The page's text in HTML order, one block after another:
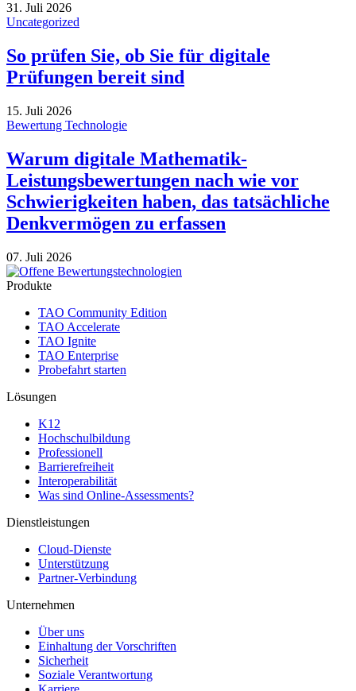
31. Juli 2026
Uncategorized
So prüfen Sie, ob Sie für digitale
Prüfungen bereit sind
15. Juli 2026
Bewertung Technologie
Warum digitale Mathematik-
Leistungsbewertungen nach wie vor
Schwierigkeiten haben, das tatsächliche
Denkvermögen zu erfassen
07. Juli 2026
Produkte
TAO Community Edition
TAO Accelerate
TAO Ignite
TAO Enterprise
Probefahrt starten
Lösungen
K12
Hochschulbildung
Professionell
Barrierefreiheit
Interoperabilität
Was sind Online-Assessments?
Dienstleistungen
Cloud-Dienste
Unterstützung
Partner-Verbindung
Unternehmen
Über uns
Einhaltung der Vorschriften
Sicherheit
Soziale Verantwortung